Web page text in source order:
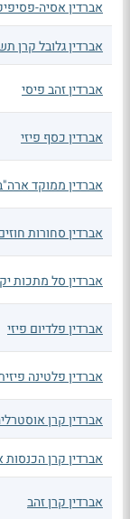
אברדין אסיה-
אברדין גלובל קרן
אברדין זהב פיסי
אברדין כסף פיזי
אברדין ממוקד
אברדין סחורות
אברדין סל מתכות
אברדין פלדיום פיזי
אברדין פלטינה
אברדין קרן
אברדין קרן הכנסות
אברדין קרן זהב